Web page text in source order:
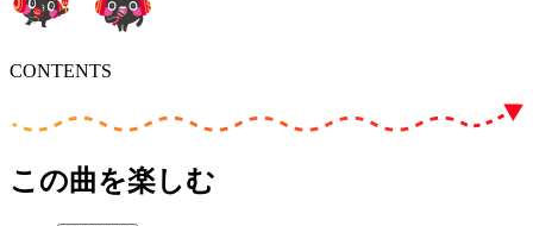
CONTENTS
この曲を楽しむ